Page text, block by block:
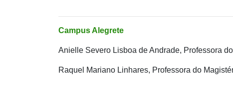
Campus Alegrete
Anielle Severo Lisboa de Andrade, Professora
Raquel Mariano Linhares, Professora do